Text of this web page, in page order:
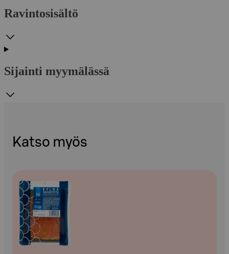
Ravintosisältö
Sijainti myymälässä
Katso myös